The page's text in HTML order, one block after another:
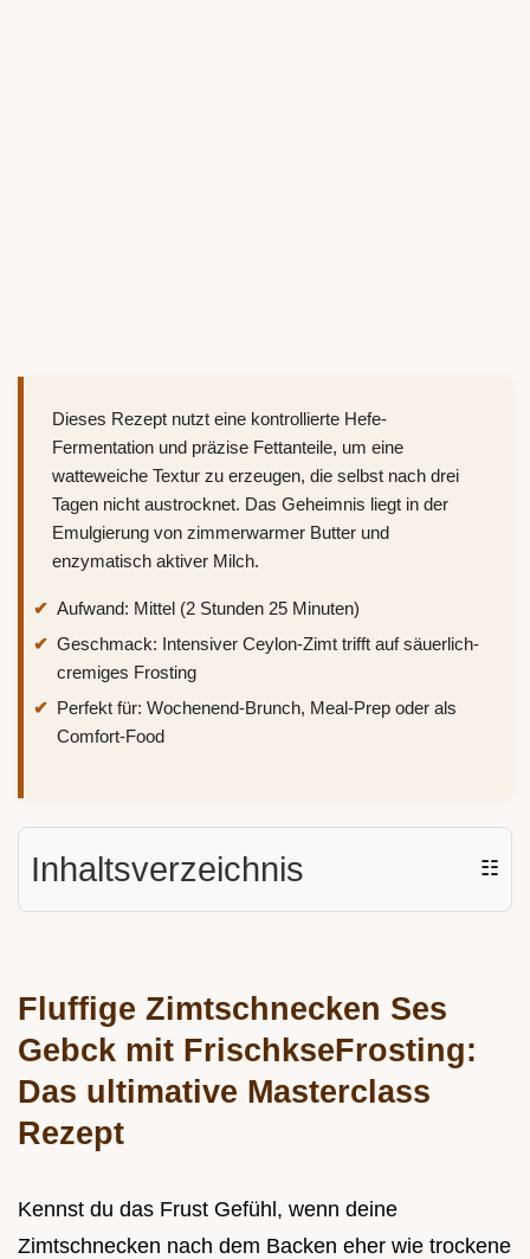
Dieses Rezept nutzt eine kontrollierte Hefe-
Fermentation und präzise Fettanteile, um eine
watteweiche Textur zu erzeugen, die selbst nach drei
Tagen nicht austrocknet. Das Geheimnis liegt in der
Emulgierung von zimmerwarmer Butter und
enzymatisch aktiver Milch.
Aufwand: Mittel (2 Stunden 25 Minuten)
Geschmack: Intensiver Ceylon-Zimt trifft auf säuerlich-
cremiges Frosting
Perfekt für: Wochenend-Brunch, Meal-Prep oder als
Comfort-Food
Inhaltsverzeichnis ☷
Fluffige Zimtschnecken Ses
Gebck mit FrischkseFrosting:
Das ultimative Masterclass
Rezept
Kennst du das Frust Gefühl, wenn deine
Zimtschnecken nach dem Backen eher wie trockene